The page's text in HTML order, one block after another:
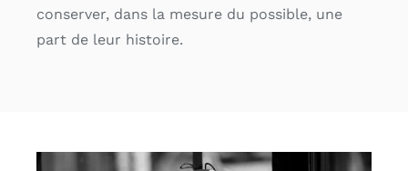
conserver, dans la mesure du possible, une
part de leur histoire.